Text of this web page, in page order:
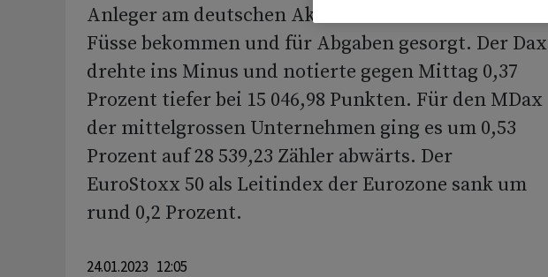
Anleger am deutschen Aktienmarkt offenbar kalte
Füsse bekommen und für Abgaben gesorgt. Der Dax
drehte ins Minus und notierte gegen Mittag 0,37
Prozent tiefer bei 15 046,98 Punkten. Für den MDax
der mittelgrossen Unternehmen ging es um 0,53
Prozent auf 28 539,23 Zähler abwärts. Der
EuroStoxx 50 als Leitindex der Eurozone sank um
rund 0,2 Prozent.
24.01.2023 12:05